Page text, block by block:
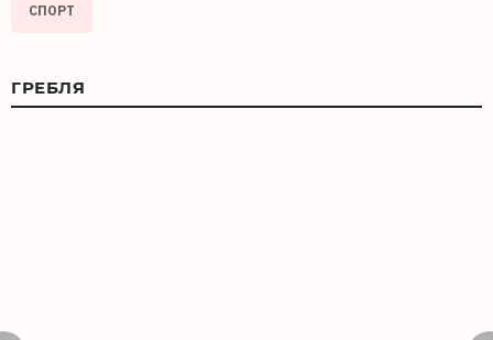
СПОРТ
ГРЕБЛЯ